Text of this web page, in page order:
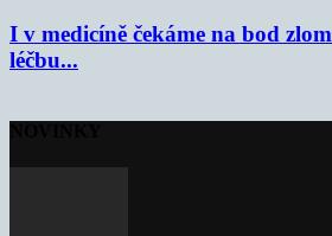
I v medicíně čekáme na bod
léčbu...